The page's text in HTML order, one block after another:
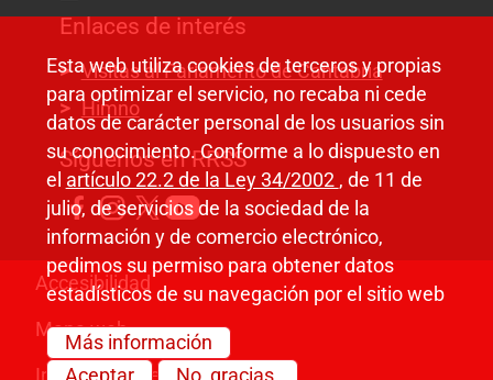
Enlaces de interés
Visitas al Parlamento de Cantabria
Himno
Síguenos en RRSS
Pie de página
Accesibilidad
Mapa web
Información legal
Esta web utiliza cookies de terceros y propias
para optimizar el servicio, no recaba ni cede
datos de carácter personal de los usuarios sin
su conocimiento. Conforme a lo dispuesto en
el artículo 22.2 de la Ley 34/2002 , de 11 de
julio, de servicios de la sociedad de la
información y de comercio electrónico,
pedimos su permiso para obtener datos
estadísticos de su navegación por el sitio web
Más información
Aceptar
No, gracias.